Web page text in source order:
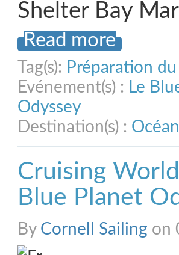
Shelter Bay
Read more
Tag(s): Préparation
Evénement(s) : Le
Odyssey
Destination(s) :
Cruising
Blue Planet
By Cornell Sailing on